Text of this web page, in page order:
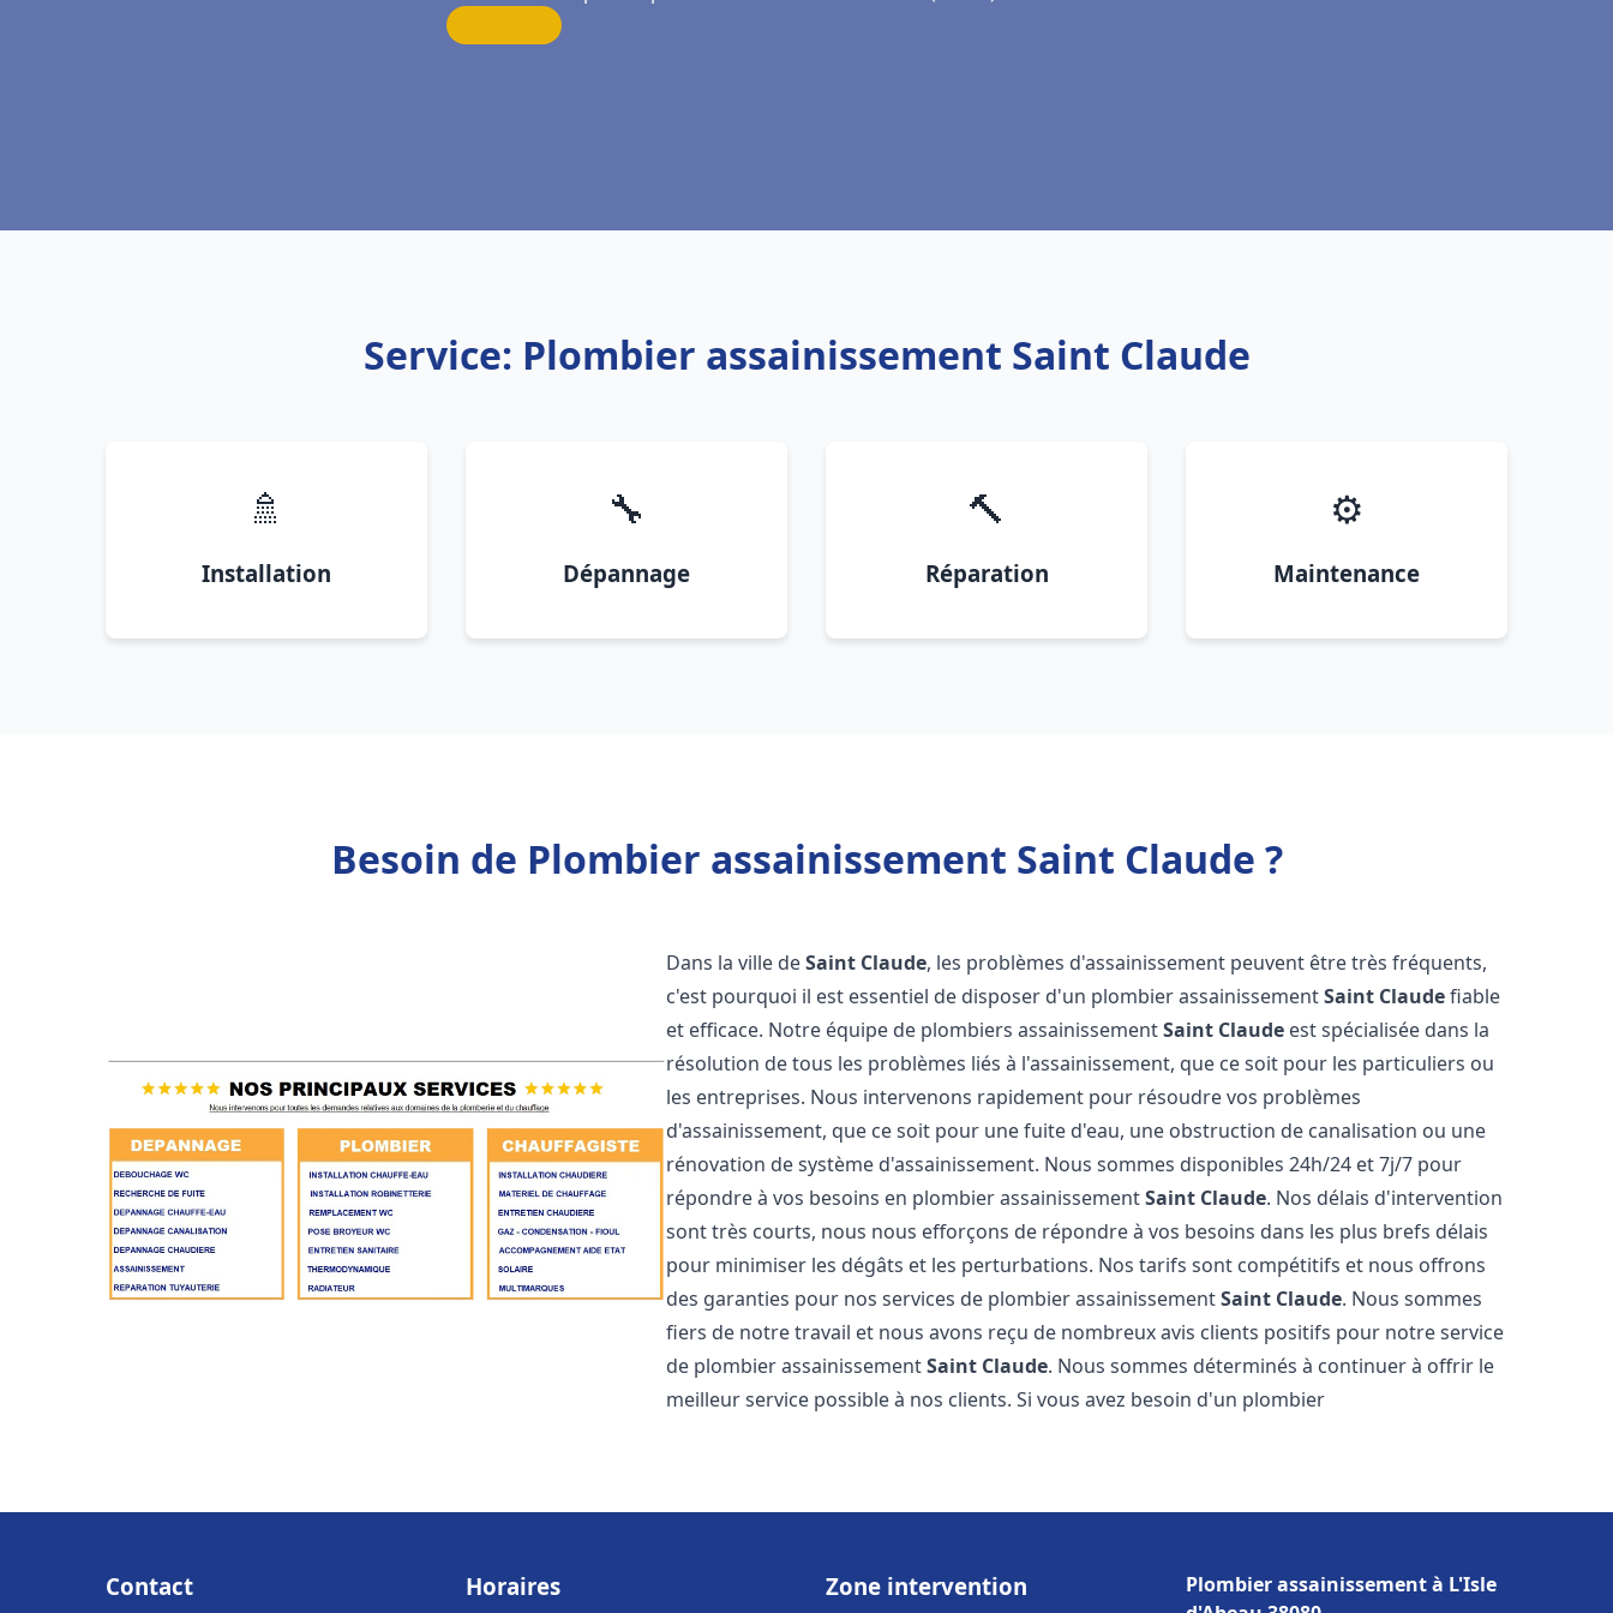
Service: Plombier assainissement Saint Claude
🚿
Installation
🔧
Dépannage
🔨
Réparation
⚙️
Maintenance
Besoin de Plombier assainissement Saint Claude ?
Dans la ville deSaint Claude, les problèmes d'assainissement peuvent être très fréquents,
c'est pourquoi il est essentiel de disposer d'un plombier assainissementSaint Claudefiable
et efficace. Notre équipe de plombiers assainissementSaint Claude est spécialisée dans la
résolution de tous les problèmes liés à l'assainissement, que ce soit pour les particuliers ou
les entreprises. Nous intervenons rapidement pour résoudre vos problèmes
d'assainissement, que ce soit pour une fuite d'eau, une obstruction de canalisation ou une
rénovation de système d'assainissement. Nous sommes disponibles 24h/24 et 7j/7 pour
répondre à vos besoins en plombier assainissementSaint Claude. Nos délais d'intervention
sont très courts, nous nous efforçons de répondre à vos besoins dans les plus brefs délais
pour minimiser les dégâts et les perturbations. Nos tarifs sont compétitifs et nous offrons
des garanties pour nos services de plombier assainissementSaint Claude. Nous sommes
fiers de notre travail et nous avons reçu de nombreux avis clients positifs pour notre service
de plombier assainissementSaint Claude. Nous sommes déterminés à continuer à offrir le
meilleur service possible à nos clients. Si vous avez besoin d'un plombier
Contact Horaires Zone intervention
Plombier assainissement à L'Isle